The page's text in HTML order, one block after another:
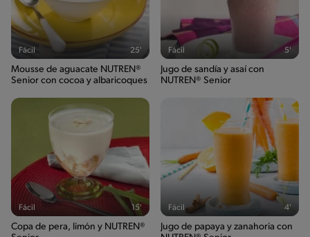
Fácil 25'
Mousse de aguacate NUTREN®
Senior con cocoa y albaricoques
Fácil 5'
Jugo de sandía y asaí con
NUTREN® Senior
Fácil 15'
Copa de pera, limón y NUTREN®
Fácil 4'
Jugo de papaya y zanahoria con